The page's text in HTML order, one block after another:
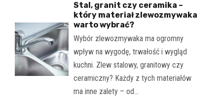
Stal, granit czy ceramika –
który materiał zlewozmywaka
warto wybrać?
Wybór zlewozmywaka ma ogromny
wpływ na wygodę, trwałość i wygląd
kuchni. Zlew stalowy, granitowy czy
ceramiczny? Każdy z tych materiałów
ma inne zalety – od…